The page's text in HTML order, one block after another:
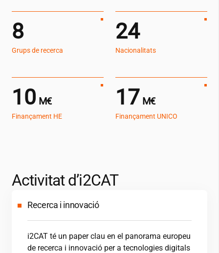
8
Grups de recerca
24
Nacionalitats
10 M€
Finançament HE
17 M€
Finançament UNICO
Activitat d’i2CAT
Recerca i innovació
i2CAT té un paper clau en el panorama europeu
de recerca i innovació per a tecnologies digitals